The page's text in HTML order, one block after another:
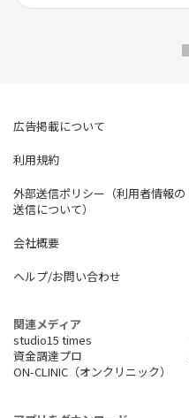
広告掲載について
利用規約
外部送信ポリシー（利用者情報の
送信について）
会社概要
ヘルプ/お問い合わせ
関連メディア
studio15 times
資金調達プロ
ON-CLINIC（オンクリニック）